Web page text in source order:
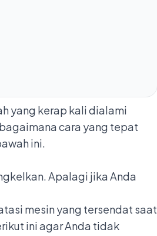
yang kerap kali dialami
cara yang tepat
ini.
Apalagi jika Anda
mesin yang tersendat saat
ini agar Anda tidak